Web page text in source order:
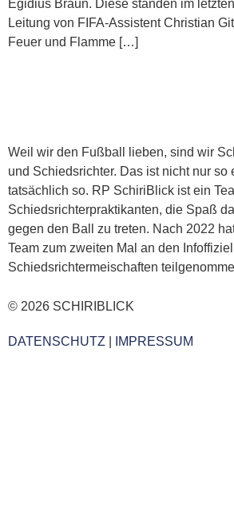
Egidius Braun. Diese standen im
Leitung von FIFA-Assistent Christian
Feuer und Flamme […]
Weil wir den Fußball lieben, sind wir
und Schiedsrichter. Das ist nicht nur so
tatsächlich so. RP SchiriBlick ist ein
Schiedsrichterpraktikanten, die Spaß
gegen den Ball zu treten. Nach 2022
Team zum zweiten Mal an den
Schiedsrichtermeischaften
© 2026 SCHIRIBLICK
DATENSCHUTZ IMPRESSUM